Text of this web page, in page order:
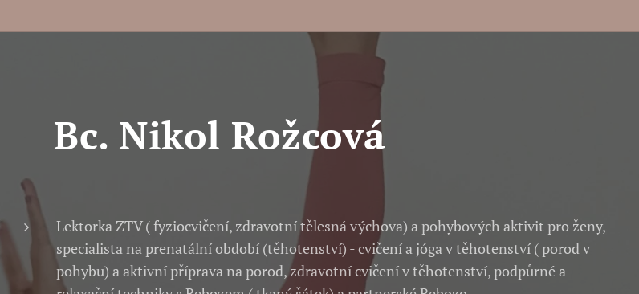
Bc. Nikol Rožcová
Lektorka ZTV ( fyziocvičení, zdravotní tělesná výchova) a pohybových aktivit pro ženy,
specialista na prenatální období (těhotenství) - cvičení a jóga v těhotenství ( porod v
pohybu) a aktivní příprava na porod, zdravotní cvičení v těhotenství, podpůrné a